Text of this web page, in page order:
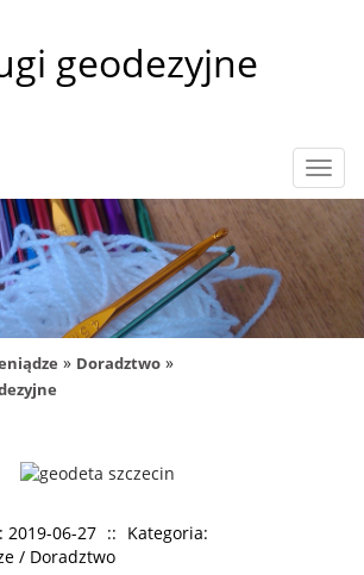
geodezyjne
» Doradztwo »
2019-06-27 :: Kategoria:
/ Doradztwo